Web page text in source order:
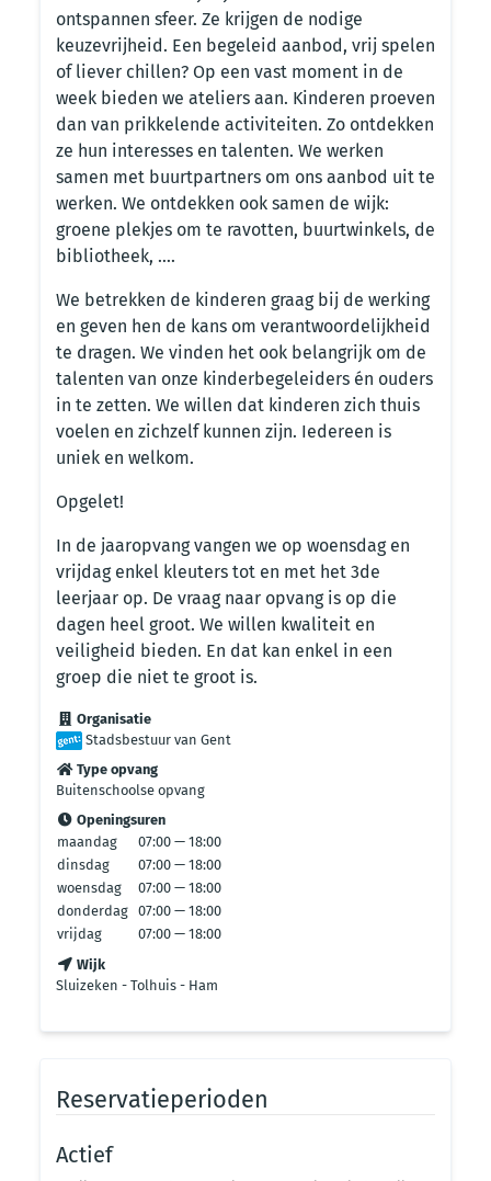
ontspannen sfeer. Ze krijgen de nodige
keuzevrijheid. Een begeleid aanbod, vrij spelen
of liever chillen? Op een vast moment in de
week bieden we ateliers aan. Kinderen proeven
dan van prikkelende activiteiten. Zo ontdekken
ze hun interesses en talenten. We werken
samen met buurtpartners om ons aanbod uit te
werken. We ontdekken ook samen de wijk:
groene plekjes om te ravotten, buurtwinkels, de
bibliotheek, ….
We betrekken de kinderen graag bij de werking
en geven hen de kans om verantwoordelijkheid
te dragen. We vinden het ook belangrijk om de
talenten van onze kinderbegeleiders én ouders
in te zetten. We willen dat kinderen zich thuis
voelen en zichzelf kunnen zijn. Iedereen is
uniek en welkom.
Opgelet!
In de jaaropvang vangen we op woensdag en
vrijdag enkel kleuters tot en met het 3de
leerjaar op. De vraag naar opvang is op die
dagen heel groot. We willen kwaliteit en
veiligheid bieden. En dat kan enkel in een
groep die niet te groot is.
Organisatie
Stadsbestuur van Gent
Type opvang
Buitenschoolse opvang
Openingsuren
maandag
07:00 — 18:00
dinsdag
07:00 — 18:00
woensdag
07:00 — 18:00
donderdag 07:00 — 18:00
vrijdag
07:00 — 18:00
Wijk
Sluizeken - Tolhuis - Ham
Reservatieperioden
Actief